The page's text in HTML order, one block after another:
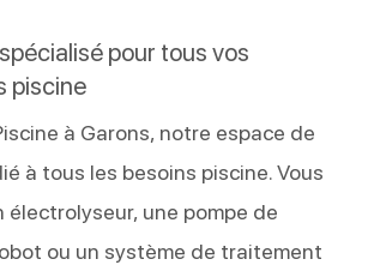
pour tous vos
piscine
à Garons, notre espace de
à tous les besoins piscine. Vous
électrolyseur, une pompe de
ou un système de traitement